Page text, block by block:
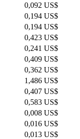
0,092 US$
0,194 US$
0,194 US$
0,423 US$
0,241 US$
0,409 US$
0,362 US$
1,486 US$
0,407 US$
0,583 US$
0,008 US$
0,016 US$
0,013 US$